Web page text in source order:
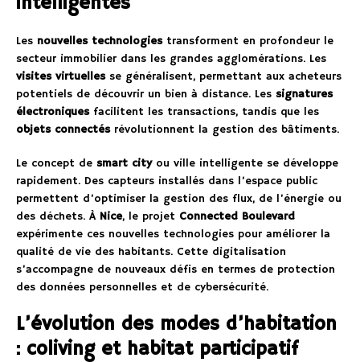
Les nouvelles technologiestransforment en profondeur le
secteur immobilier dans les grandes agglomérations. Les
visites virtuellesse généralisent, permettant aux acheteurs
potentiels de découvrir un bien à distance. Les signatures
électroniquesfacilitent les transactions, tandis que les
objets connectésrévolutionnent la gestion des bâtiments.
Le concept de smart cityou ville intelligente se développe
rapidement. Des capteurs installés dans l’espace public
permettent d’optimiser la gestion des flux, de l’énergie ou
des déchets. À Nice, le projet Connected Boulevard
expérimente ces nouvelles technologies pour améliorer la
qualité de vie des habitants. Cette digitalisation
s’accompagne de nouveaux défis en termes de protection
des données personnelles et de cybersécurité.
L’évolution des modes d’habitation
: coliving et habitat participatif